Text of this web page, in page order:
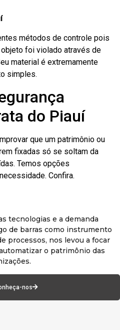
métodos de controle pois
foi violado através de
material é extremamente
simples.
do Piauí
que um patrimônio ou
fixadas só se soltam da
Temos opções
Confira.
tecnologias e a demanda
de barras como instrumento
processos, nos levou a focar
o patrimônio das
nos